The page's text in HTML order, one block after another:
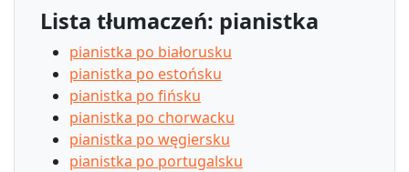
Lista tłumaczeń: pianistka
pianistka po białorusku
pianistka po estońsku
pianistka po fińsku
pianistka po chorwacku
pianistka po węgiersku
pianistka po portugalsku